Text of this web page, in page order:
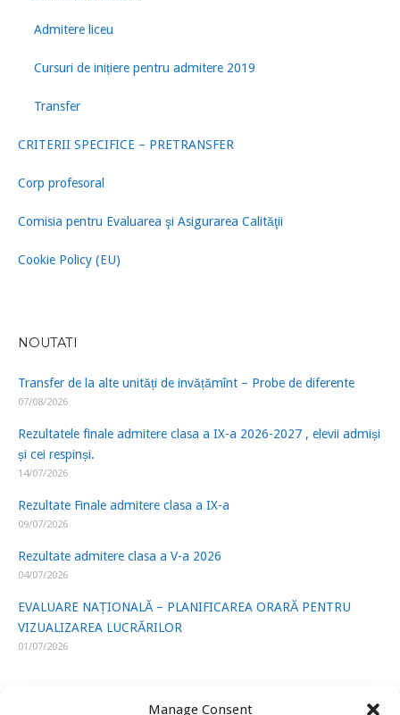
Manage Consent
Admitere liceu
Cursuri de inițiere pentru admitere 2019
Transfer
CRITERII SPECIFICE – PRETRANSFER
Corp profesoral
Comisia pentru Evaluarea şi Asigurarea Calităţii
Cookie Policy (EU)
NOUTATI
Transfer de la alte unități de invățămînt – Probe de diferente
07/08/2026
Rezultatele finale admitere clasa a IX-a 2026-2027 , elevii admiși
și cei respinși.
14/07/2026
Rezultate Finale admitere clasa a IX-a
09/07/2026
Rezultate admitere clasa a V-a 2026
04/07/2026
EVALUARE NAȚIONALĂ – PLANIFICAREA ORARĂ PENTRU
VIZUALIZAREA LUCRĂRILOR
01/07/2026